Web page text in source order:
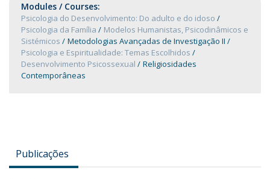
Modules / Courses:
Psicologia do Desenvolvimento: Do adulto e do idoso
Psicologia da Família
Modelos Humanistas, Psicodinâmicos e
Sistémicos
Metodologias Avançadas de Investigação II
Psicologia e Espiritualidade: Temas Escolhidos
Desenvolvimento Psicossexual
Religiosidades
Contemporâneas
Publicações